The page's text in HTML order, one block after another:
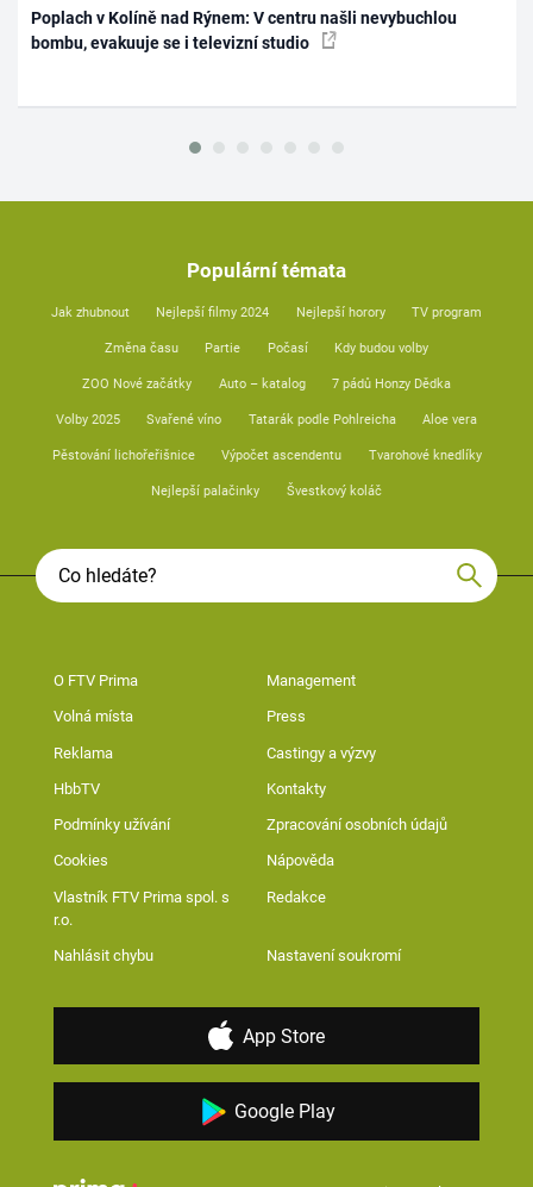
Poplach v Kolíně nad Rýnem: V centru našli nevybuchlou
bombu, evakuuje se i televizní studio
Populární témata
Jak zhubnout Nejlepší filmy 2024 Nejlepší horory TV program
Změna času Partie Počasí Kdy budou volby
ZOO Nové začátky Auto – katalog 7 pádů Honzy Dědka
Volby 2025 Svařené víno Tatarák podle Pohlreicha Aloe vera
Pěstování lichořeřišnice Výpočet ascendentu Tvarohové knedlíky
Nejlepší palačinky Švestkový koláč
O FTV Prima Management
Volná místa Press
Reklama Castingy a výzvy
HbbTV Kontakty
Podmínky užívání Zpracování osobních údajů
Cookies Nápověda
Vlastník FTV Prima spol. s
r.o.
Redakce
Nahlásit chybu Nastavení soukromí
App Store
Google Play